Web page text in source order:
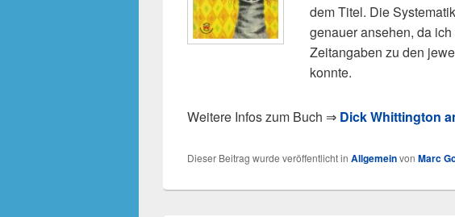
dem Titel. Die
genauer ansehen, da
Zeitangaben zu den
konnte.
Weitere Infos zum Buch ⇒ Dick Whittington
Dieser Beitrag wurde veröffentlicht in Allgemeinvon Marc